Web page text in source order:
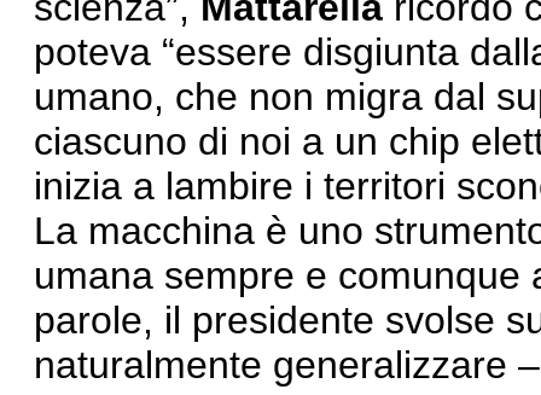
poteva “essere disgiunta
umano, che non migra dal
ciascuno di noi a un chip
inizia a lambire i territori
La macchina è uno
umana sempre e comunque
parole, il presidente svolse
naturalmente generalizzare